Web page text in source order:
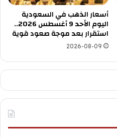
أسعار الذهب في السعودية
اليوم الأحد 9 أغسطس 2026..
استقرار بعد موجة صعود قوية
2026-08-09